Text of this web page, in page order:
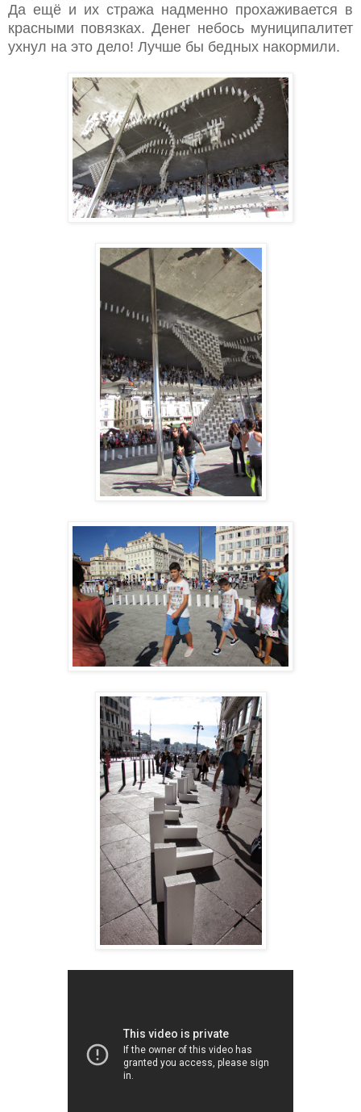
Да ещё и их стража надменно прохаживается в
красными повязках. Денег небось муниципалитет
ухнул на это дело! Лучше бы бедных накормили.